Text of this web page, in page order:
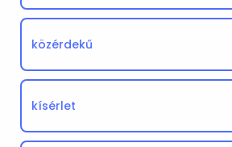
közérdekű
kísérlet